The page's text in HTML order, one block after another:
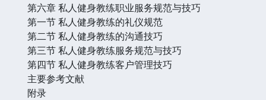
第六章 私人健身教练职业服务规范与技巧
第一节 私人健身教练的礼仪规范
第二节 私人健身教练的沟通技巧
第三节 私人健身教练服务规范与技巧
第四节 私人健身教练客户管理技巧
主要参考文献
附录